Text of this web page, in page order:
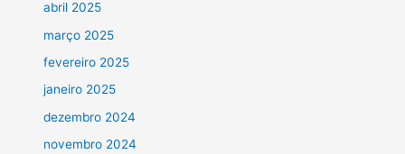
abril 2025
março 2025
fevereiro 2025
janeiro 2025
dezembro 2024
novembro 2024